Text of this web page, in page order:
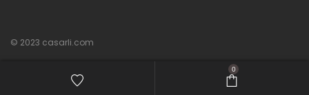
© 2023 casarli.com
0